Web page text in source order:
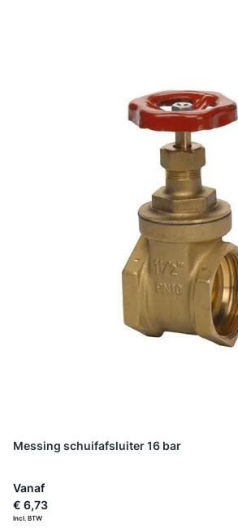
Messing schuifafsluiter 16 bar
Vanaf
€ 6,73